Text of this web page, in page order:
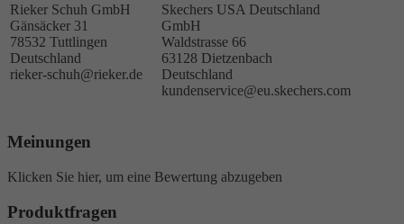
Rieker Schuh GmbH
Gänsäcker 31
78532 Tuttlingen
Deutschland
rieker-schuh@rieker.de
Skechers USA Deutschland
GmbH
Waldstrasse 66
63128 Dietzenbach
Deutschland
kundenservice@eu.skechers.com
Meinungen
Klicken Sie hier, um eine Bewertung abzugeben
Produktfragen